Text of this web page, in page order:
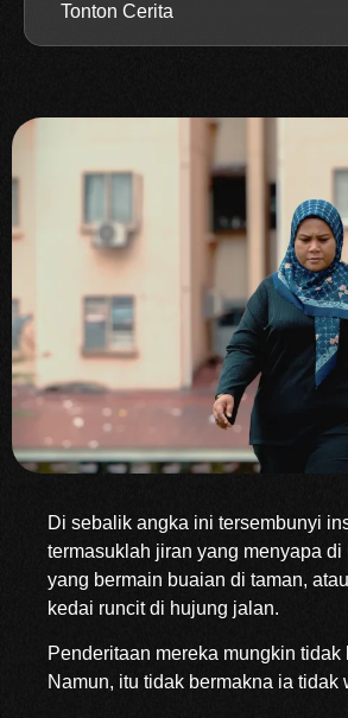
Tonton Cerita
Di sebalik angka ini tersembunyi
termasuklah jiran yang menyapa di
yang bermain buaian di taman,
kedai runcit di hujung jalan.
Penderitaan mereka mungkin tidak
Namun, itu tidak bermakna ia tidak